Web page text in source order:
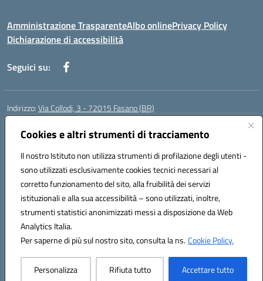
Cookies e altri strumenti di tracciamento
Il nostro Istituto non utilizza strumenti di profilazione degli utenti -
sono utilizzati esclusivamente cookies tecnici necessari al
corretto funzionamento del sito, alla fruibilità dei servizi
istituzionali e alla sua accessibilità – sono utilizzati, inoltre,
strumenti statistici anonimizzati messi a disposizione da Web
Analytics Italia.
Per saperne di più sul nostro sito, consulta la ns.Cookie Policy.
Personalizza Rifiuta tutto Accettare tutto
Amministrazione TrasparenteAlbo onlinePrivacy Policy
Dichiarazione di accessibilità
Seguici su:
Indirizzo:Via Collodi, 3 - 72015 Fasano (BR)
Centralino:
Posta elettronica certificata (PEC):bric839004@pec.istruzione.it
Codice fiscale: 90059320748
Codice meccanografico:BRIC839004
Codice Indice delle Pubbliche Amministrazioni (IPA): istsc_bree02200r
Codice unico di fatturazione (CUF): MIL3BD
Hosting & Powered by 3D Solution S.r.l.
Concept & Design by Designers Italia